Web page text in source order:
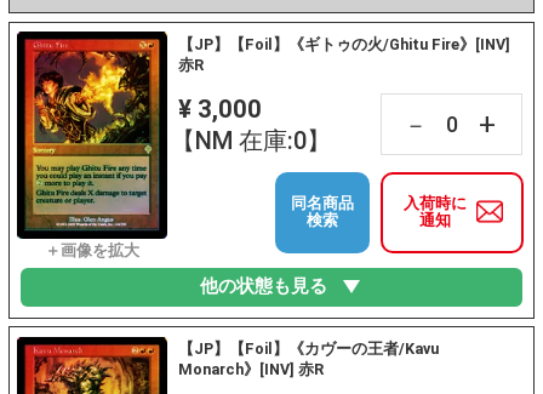
【JP】【Foil】《ギトゥの火/Ghitu Fire》[INV]
赤R
¥ 3,000
【NM 在庫:0】
－ +
入荷時に
通知
同名商品
検索
他の状態も見る
【JP】【Foil】《カヴーの王者/Kavu
Monarch》[INV] 赤R